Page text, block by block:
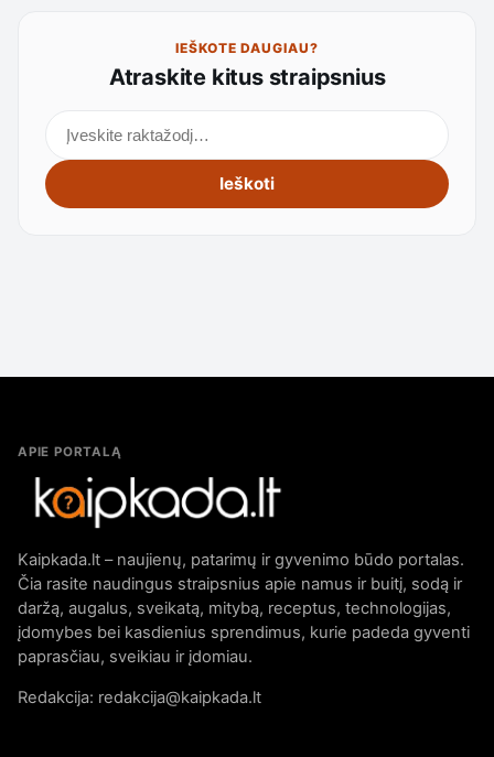
IEŠKOTE DAUGIAU?
Atraskite kitus straipsnius
Ieškoti
APIE PORTALĄ
Kaipkada.lt – naujienų, patarimų ir gyvenimo būdo portalas.
Čia rasite naudingus straipsnius apie namus ir buitį, sodą ir
daržą, augalus, sveikatą, mitybą, receptus, technologijas,
įdomybes bei kasdienius sprendimus, kurie padeda gyventi
paprasčiau, sveikiau ir įdomiau.
Redakcija: redakcija@kaipkada.lt